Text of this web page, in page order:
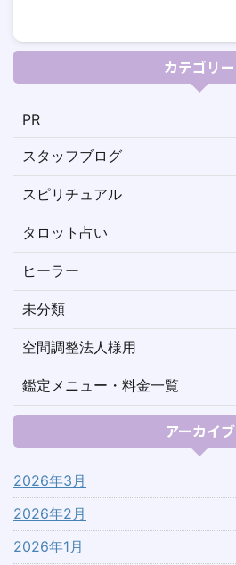
カテゴリー
PR
スタッフブログ
スピリチュアル
タロット占い
ヒーラー
未分類
空間調整法人様用
鑑定メニュー・料金一覧
アーカイブ
2026年3月
2026年2月
2026年1月